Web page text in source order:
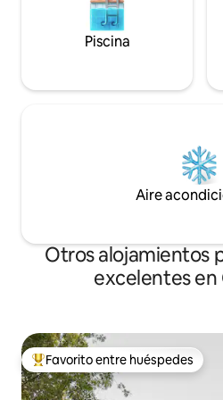
Piscina
Aire
Otros alojamientos
excelentes en
Favorito entre huéspedes
Favorito entre huéspedes